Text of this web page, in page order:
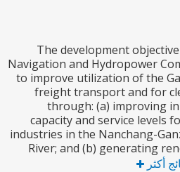
The development
Navigation and
to improve utilization
freight transport
through: (a)
capacity and service
industries in the
River; and (b)